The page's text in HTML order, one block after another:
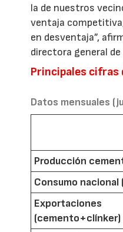
la de nuestros
ventaja
en desventaja”,
directora general de
Principales
Datos mensuales
Producción
Consumo
Exportaciones
(cemento+clínker)